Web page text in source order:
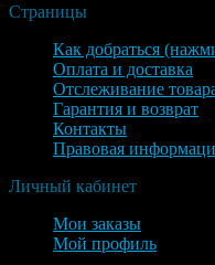
Страницы
Как добраться
Оплата и доставка
Отслеживание
Гарантия и возврат
Контакты
Правовая
Личный кабинет
Мои заказы
Мой профиль